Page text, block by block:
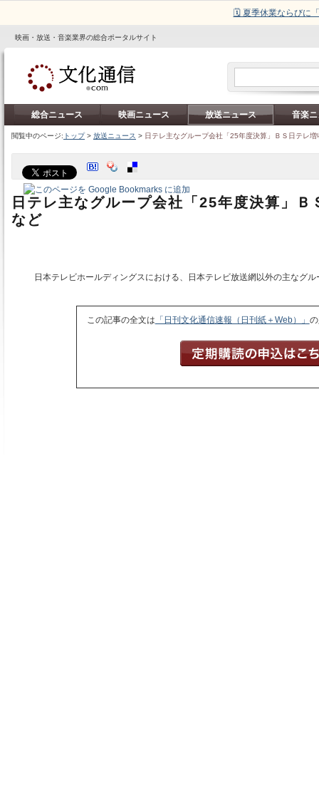
🗓️ 夏季休業ならびに
映画・放送・音楽業界の総合ポータルサイト
総合ニュース 映画ニュース 放送ニュース 音楽
閲覧中のページ: トップ> 放送ニュース > 日テレ主なグループ会社「25年度決算」ＢＳ日テレ増
日テレ主なグループ会社「25年度決算」Ｂ
など
日本テレビホールディングスにおける、日本テレビ放送網以外の主なグ
この記事の全文は 「日刊文化通信速報（日刊紙＋Web）」